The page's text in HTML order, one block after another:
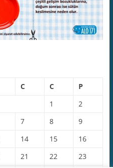
C C
P
1
2
7 8
9
14 15
16
21 22 23